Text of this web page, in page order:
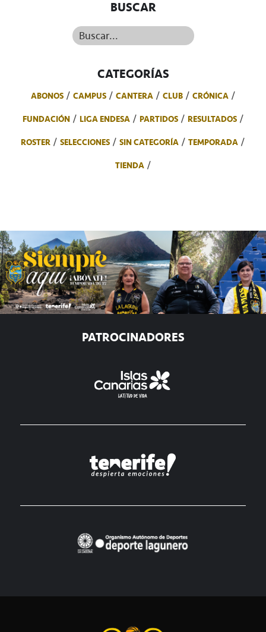
BUSCAR
Buscar...
CATEGORÍAS
ABONOS CAMPUS CANTERA CLUB
CRÓNICA
FUNDACIÓN
LIGA ENDESA PARTIDOS
RESULTADOS
ROSTER
SELECCIONES SIN CATEGORÍA
TEMPORADA
TIENDA
PATROCINADORES